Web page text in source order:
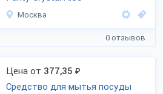
Москва
0 отзывов
Цена от 377,35 ₽
Средство для мытья посуды